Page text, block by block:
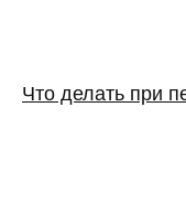
Что делать при